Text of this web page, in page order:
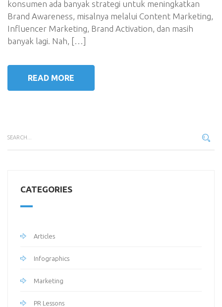
konsumen ada banyak strategi untuk meningkatkan
Brand Awareness, misalnya melalui Content Marketing,
Influencer Marketing, Brand Activation, dan masih
banyak lagi. Nah, […]
READ MORE
CATEGORIES
Articles
Infographics
Marketing
PR Lessons